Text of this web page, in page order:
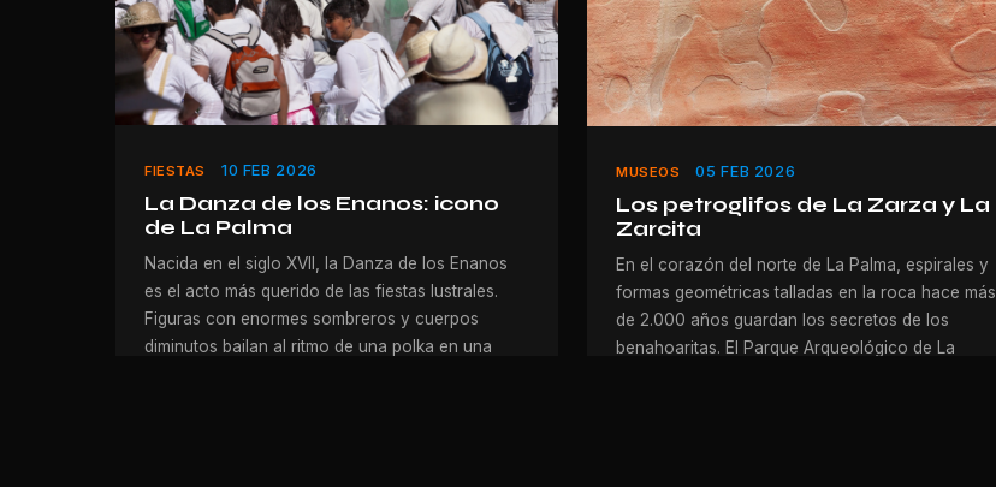
FIESTAS 10 FEB 2026
La Danza de los Enanos: icono
de La Palma
Nacida en el siglo XVII, la Danza de los Enanos
es el acto más querido de las fiestas lustrales.
Figuras con enormes sombreros y cuerpos
diminutos bailan al ritmo de una polka en una
MUSEOS 05 FEB 2026
Los petroglifos de La Zarza y La
Zarcita
En el corazón del norte de La Palma, espirales y
formas geométricas talladas en la roca hace más
de 2.000 años guardan los secretos de los
benahoaritas. El Parque Arqueológico de La